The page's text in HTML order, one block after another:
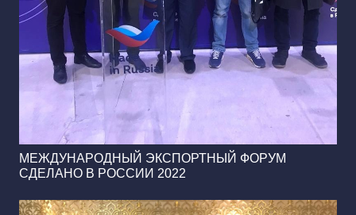
МЕЖДУНАРОДНЫЙ ЭКСПОРТНЫЙ ФОРУМ
СДЕЛАНО В РОССИИ 2022